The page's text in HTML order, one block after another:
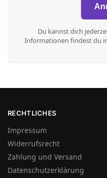
Du kannst dich
Informationen findest du
RECHTLICHES
Impressum
Widerrufsrecht
Zahlung und Versand
Datenschutzerklärung